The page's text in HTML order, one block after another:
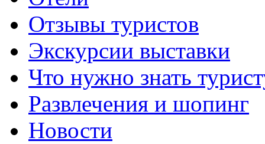
Отзывы туристов
Экскурсии выставки
Что нужно знать
Развлечения и шопинг
Новости